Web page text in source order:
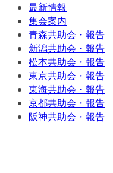
最新情報
集会案内
青森共助会・報告
新潟共助会・報告
松本共助会・報告
東京共助会・報告
東海共助会・報告
京都共助会・報告
阪神共助会・報告